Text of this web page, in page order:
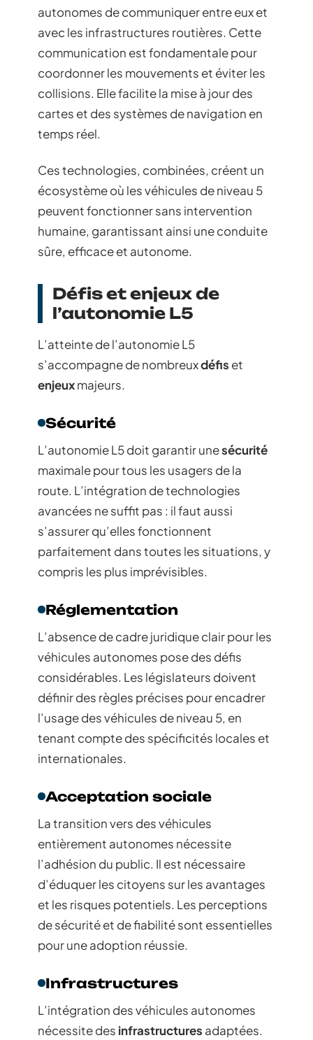
autonomes de communiquer entre eux et
avec les infrastructures routières. Cette
communication est fondamentale pour
coordonner les mouvements et éviter les
collisions. Elle facilite la mise à jour des
cartes et des systèmes de navigation en
temps réel.
Ces technologies, combinées, créent un
écosystème où les véhicules de niveau 5
peuvent fonctionner sans intervention
humaine, garantissant ainsi une conduite
sûre, efficace et autonome.
Défis et enjeux de
l’autonomie L5
L’atteinte de l’autonomie L5
s’accompagne de nombreuxdéfis et
enjeuxmajeurs.
Sécurité
L’autonomie L5 doit garantir unesécurité
maximale pour tous les usagers de la
route. L’intégration de technologies
avancées ne suffit pas : il faut aussi
s’assurer qu’elles fonctionnent
parfaitement dans toutes les situations, y
compris les plus imprévisibles.
Réglementation
L’absence de cadre juridique clair pour les
véhicules autonomes pose des défis
considérables. Les législateurs doivent
définir des règles précises pour encadrer
l’usage des véhicules de niveau 5, en
tenant compte des spécificités locales et
internationales.
Acceptation sociale
La transition vers des véhicules
entièrement autonomes nécessite
l’adhésion du public. Il est nécessaire
d’éduquer les citoyens sur les avantages
et les risques potentiels. Les perceptions
de sécurité et de fiabilité sont essentielles
pour une adoption réussie.
Infrastructures
L’intégration des véhicules autonomes
nécessite des infrastructures adaptées.